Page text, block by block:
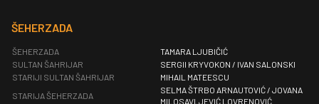
ŠEHERZADA
ŠEHERZADA
TAMARA LJUBIČIĆ
SULTAN ŠAHRIJAR
SERGII KRYVOKON / IVAN SALONSKI
STARIJI SULTAN ŠAHRIJAR
MIHAIL MATEESCU
STARIJA ŠEHERZADA
SELMA ŠTRBO ARNAUTOVIĆ / JOVANA
MILOSAVLJEVIĆ LOVRENOVIĆ